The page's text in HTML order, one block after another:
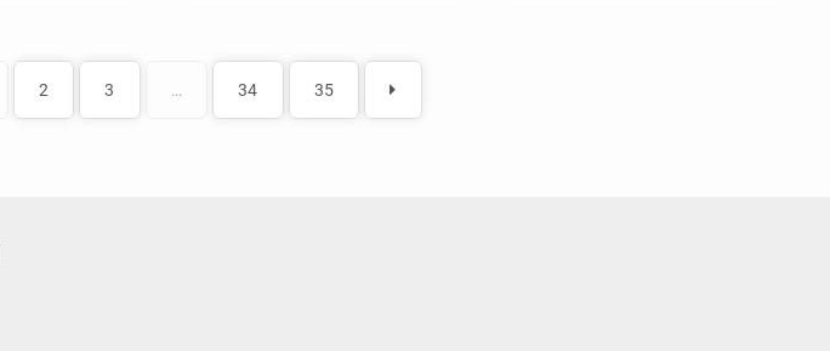
2 3 … 34 35